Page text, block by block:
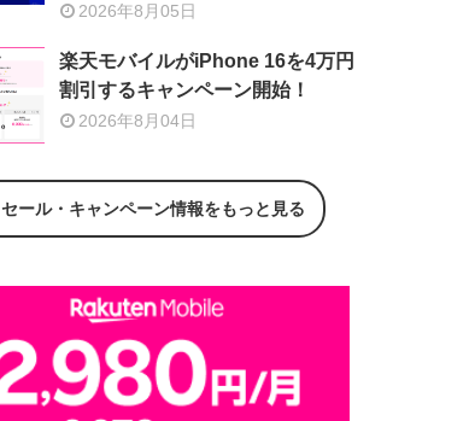
2026年8月05日
楽天モバイルがiPhone 16を4万円
割引するキャンペーン開始！
2026年8月04日
セール・キャンペーン情報をもっと見る